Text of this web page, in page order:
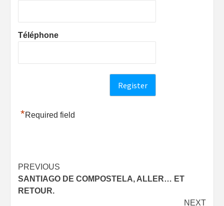
Téléphone
*Required field
Post
navigation
PREVIOUS
SANTIAGO DE COMPOSTELA, ALLER… ET
RETOUR.
NEXT